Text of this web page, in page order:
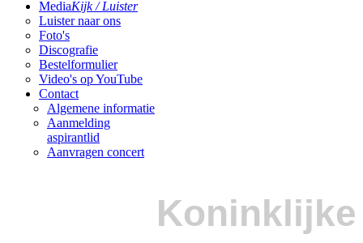
MediaKijk / Luister
Luister naar ons
Foto's
Discografie
Bestelformulier
Video's op YouTube
Contact
Algemene informatie
Aanmelding
aspirantlid
Aanvragen concert
Koninklijke